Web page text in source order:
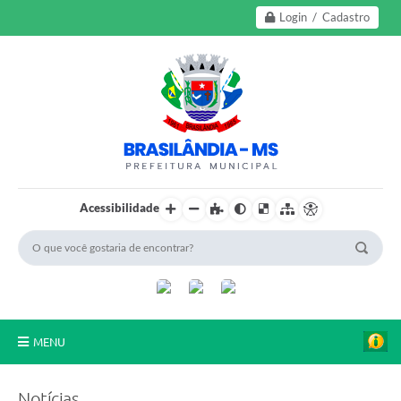
Login / Cadastro
Acessibilidade
MENU